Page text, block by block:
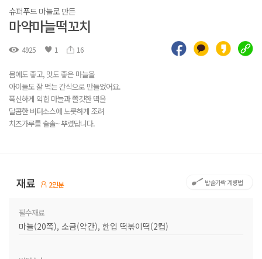
슈퍼푸드 마늘로 만든
마약마늘떡꼬치
4925 1 16
몸에도 좋고, 맛도 좋은 마늘을
아이들도 잘 먹는 간식으로 만들었어요.
폭신하게 익힌 마늘과 쫄깃한 떡을
달콤한 버터소스에 노릇하게 조려
치즈가루를 솔솔~ 뿌렸답니다.
재료 2인분 밥숟가락 계량법
필수재료
마늘(20쪽), 소금(약간), 한입 떡볶이떡(2컵)